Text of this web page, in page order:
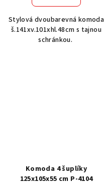
Stylová dvoubarevná komoda
š.141xv.101xhl.48cm s tajnou
schránkou.
Komoda 4 šuplíky
125x105x55 cm P-4104